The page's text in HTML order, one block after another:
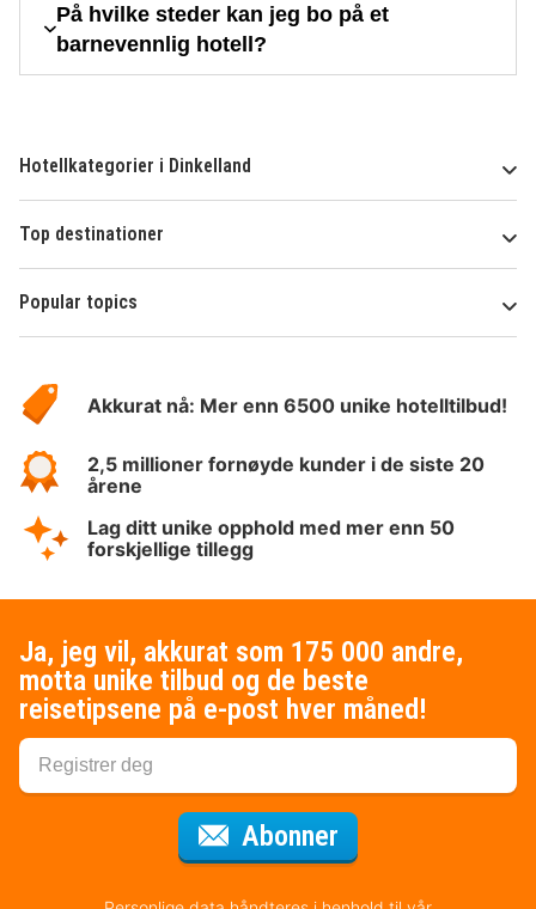
På hvilke steder kan jeg bo på et
barnevennlig hotell?
Hotellkategorier i Dinkelland
Top destinationer
Popular topics
Hotelspecials
Akkurat nå: Mer enn 6500 unike hotelltilbud!
2,5 millioner fornøyde kunder i de siste 20
årene
Lag ditt unike opphold med mer enn 50
forskjellige tillegg
Ja, jeg vil, akkurat som 175 000 andre,
motta unike tilbud og de beste
reisetipsene på e-post hver måned!
Abonner